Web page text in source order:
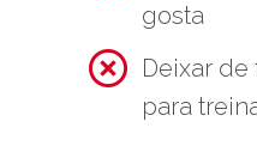
gosta
Deixar
para